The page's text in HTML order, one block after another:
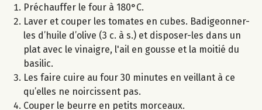
Préchauffer le four à 180°C.
Laver et couper les tomates en cubes. Badigeonner-
les d’huile d’olive (3 c. à s.) et disposer-les dans un
plat avec le vinaigre, l'ail en gousse et la moitié du
basilic.
Les faire cuire au four 30 minutes en veillant à ce
qu’elles ne noircissent pas.
Couper le beurre en petits morceaux.